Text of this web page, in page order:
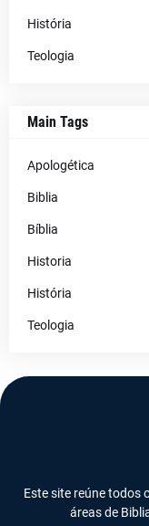
História
Teologia
Main Tags
Apologética
Biblia
Bíblia
Historia
História
Teologia
Este site reúne todos
áreas de